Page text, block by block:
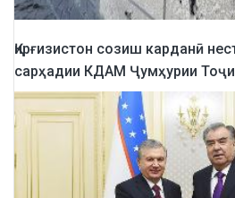
Қирғизистон созиш карданӣ
сарҳадии КДАМ Ҷумҳурии